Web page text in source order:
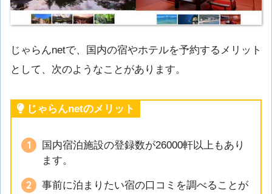
じゃらんnetで、国内の宿やホテルを予約するメリット
として、次のようなことがあります。
じゃらんnetのメリット
国内宿泊施設の登録数が26000軒以上もあり
ます。
事前に泊まりたい宿の口コミを調べることが